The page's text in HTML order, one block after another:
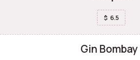
$ 6.5
Gin Bombay